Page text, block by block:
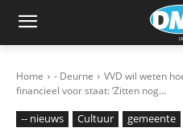
Home - Deurne
VVD wil weten
financieel voor staat: ‘Zitten nog...
-- nieuws Cultuur gemeente